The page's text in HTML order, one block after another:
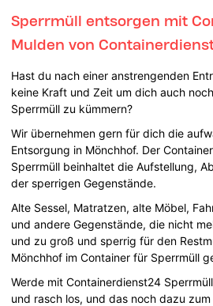
Sperrmüll entsorgen mit
Mulden von
Hast du nach einer anstrengenden
keine Kraft und Zeit um dich auch
Sperrmüll zu kümmern?
Wir übernehmen gern für dich die
Entsorgung in Mönchhof. Der
Sperrmüll beinhaltet die Aufstellung,
der sperrigen Gegenstände.
Alte Sessel, Matratzen, alte Möbel,
und andere Gegenstände, die nicht
und zu groß und sperrig für den
Mönchhof im Container für Sperrmüll
Werde mit Containerdienst24
und rasch los, und das noch dazu